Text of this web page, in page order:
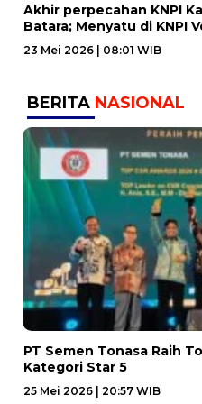
Akhir perpecahan KNPI
Batara; Menyatu di KNPI
23 Mei 2026 | 08:01 WIB
BERITA NASIONAL
PT Semen Tonasa Raih
Kategori Star 5
25 Mei 2026 | 20:57 WIB